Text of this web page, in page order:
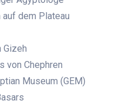
dem Plateau
Gizeh
von Chephren
Museum (GEM)